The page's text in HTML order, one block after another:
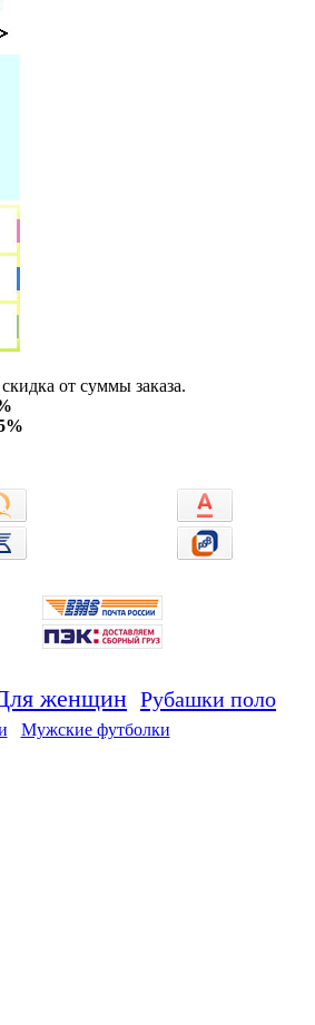
от суммы заказа.
женщин Рубашки поло
Мужские футболки